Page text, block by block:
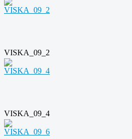
VISKA_09_2
VISKA_09_4